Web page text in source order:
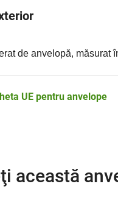
de anvelopă, măsurat
UE pentru anvelope
această